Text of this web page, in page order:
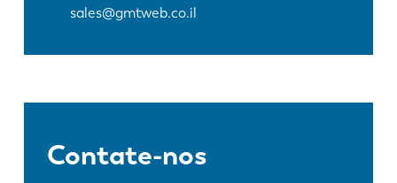
sales@gmtweb.co.il
Contate-nos